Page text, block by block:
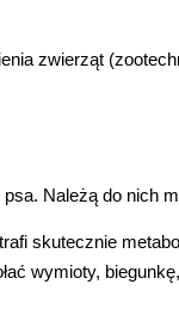
zwierząt
Należą do nich
skutecznie
wymioty,